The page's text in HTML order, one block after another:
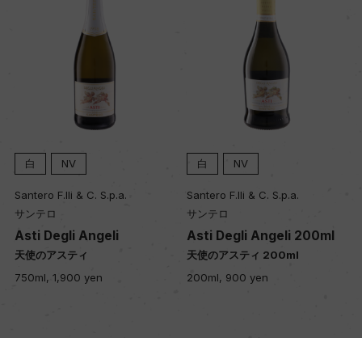
白 NV
Santero F.lli & C. S.p.a.
サンテロ
Asti Degli Angeli
天使のアスティ
750ml, 1,900 yen
白 NV
Santero F.lli & C. S.p.a.
サンテロ
Asti Degli Angeli 200ml
天使のアスティ 200ml
200ml, 900 yen